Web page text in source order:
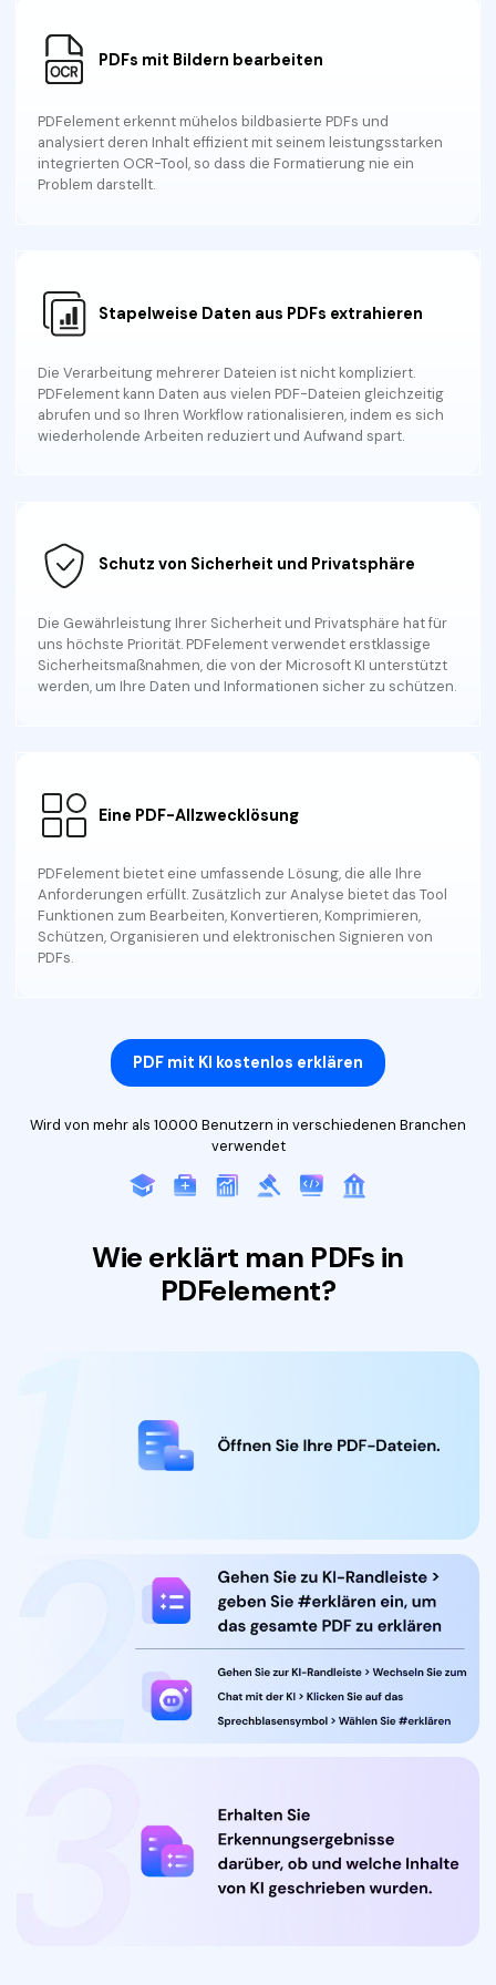
Download-Zentrum
PDFs mit Bildern bearbeiten
PDFelement erkennt mühelos bildbasierte PDFs und
analysiert deren Inhalt effizient mit seinem leistungsstarken
integrierten OCR-Tool, so dass die Formatierung nie ein
Problem darstellt.
Stapelweise Daten aus PDFs extrahieren
Die Verarbeitung mehrerer Dateien ist nicht kompliziert.
PDFelement kann Daten aus vielen PDF-Dateien gleichzeitig
abrufen und so Ihren Workflow rationalisieren, indem es sich
wiederholende Arbeiten reduziert und Aufwand spart.
Schutz von Sicherheit und Privatsphäre
Die Gewährleistung Ihrer Sicherheit und Privatsphäre hat für
uns höchste Priorität. PDFelement verwendet erstklassige
Sicherheitsmaßnahmen, dievon der Microsoft KI unterstützt
werden, um Ihre Daten und Informationen sicher zu schützen.
Eine PDF-Allzwecklösung
PDFelement bietet eine umfassende Lösung, die alle Ihre
Anforderungen erfüllt. Zusätzlich zur Analyse bietet das Tool
Funktionen zum Bearbeiten, Konvertieren, Komprimieren,
Schützen, Organisieren und elektronischen Signieren von
PDFs.
PDF mit KI kostenlos erklären
Wird von mehr als 10.000 Benutzern in verschiedenen Branchen
verwendet
Wie erklärt man PDFs in
PDFelement?